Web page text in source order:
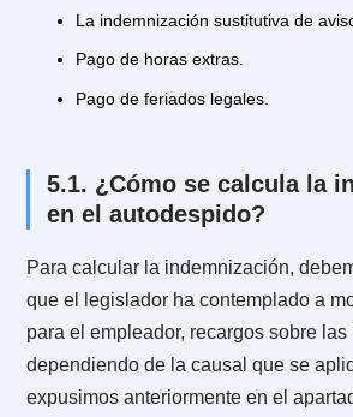
no tiene ninguna facultad para
de despido indirecto. Sólo puede
lograr un acuerdo de conciliación.
indemnización que se demanda
ingresos mínimos mensuales, la
determinar el monto de las
procedan según sea el caso.